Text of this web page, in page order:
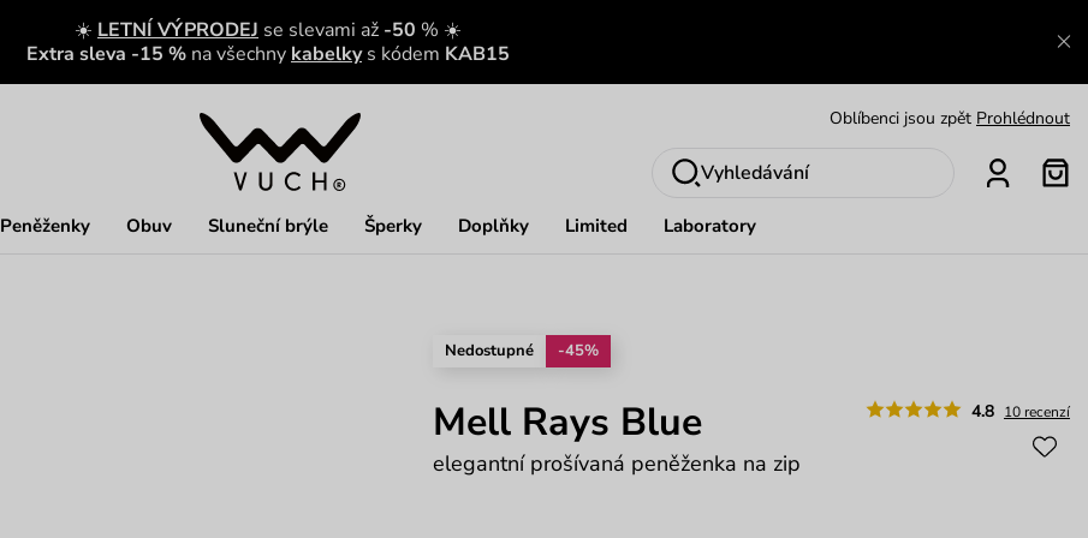
☀️ LETNÍ VÝPRODEJ se slevami až -50 % ☀️
Extra sleva -15 % na všechny kabelkys kódem KAB15
Peněženky Obuv Sluneční brýle Šperky Doplňky Limited Laboratory
Nech se inspirovat Ukázat
Vyhledávání
Nedostupné -45%
4.8 10 recenzí
Mell Rays Blue
elegantní prošívaná peněženka na zip